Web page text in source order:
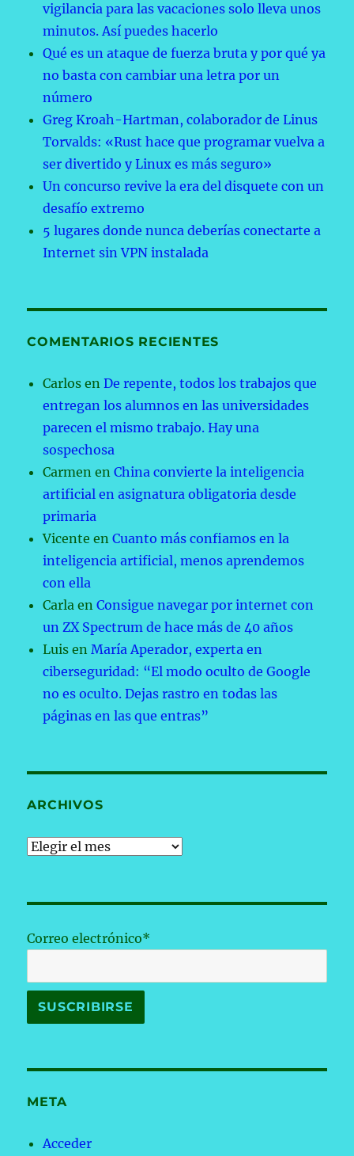
vigilancia para las vacaciones solo lleva unos
minutos. Así puedes hacerlo
Qué es un ataque de fuerza bruta y por qué ya
no basta con cambiar una letra por un
número
Greg Kroah-Hartman, colaborador de Linus
Torvalds: «Rust hace que programar vuelva a
ser divertido y Linux es más seguro»
Un concurso revive la era del disquete con un
desafío extremo
5 lugares donde nunca deberías conectarte a
Internet sin VPN instalada
COMENTARIOS RECIENTES
Carlos enDe repente, todos los trabajos que
entregan los alumnos en las universidades
parecen el mismo trabajo. Hay una
sospechosa
Carmen enChina convierte la inteligencia
artificial en asignatura obligatoria desde
primaria
Vicente enCuanto más confiamos en la
inteligencia artificial, menos aprendemos
con ella
Carla enConsigue navegar por internet con
un ZX Spectrum de hace más de 40 años
Luis enMaría Aperador, experta en
ciberseguridad: “El modo oculto de Google
no es oculto. Dejas rastro en todas las
páginas en las que entras”
ARCHIVOS
Archivos
Correo electrónico*
META
Acceder